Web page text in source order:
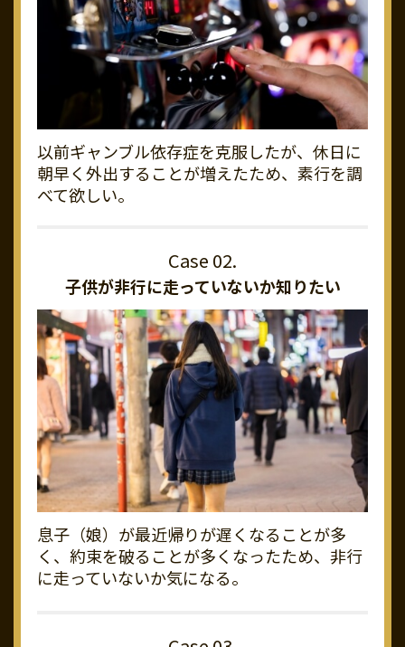
以前ギャンブル依存症を克服したが、休日に
朝早く外出することが増えたため、素行を調
べて欲しい。
子供が非行に走っていないか知りたい
息子（娘）が最近帰りが遅くなることが多
く、約束を破ることが多くなったため、非行
に走っていないか気になる。